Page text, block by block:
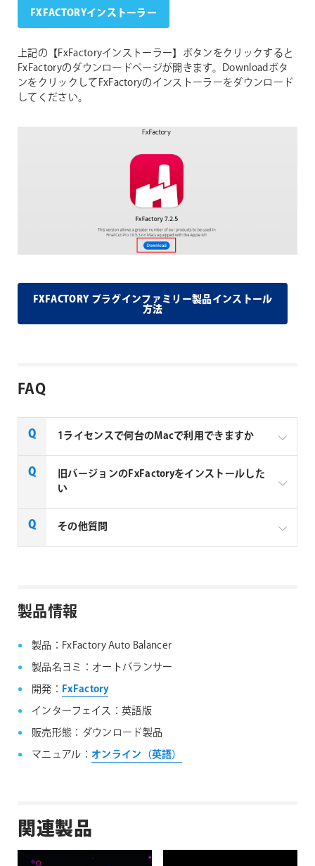
FXFACTORYインストーラー
上記の【FxFactoryインストーラー】ボタンをクリックすると
FxFactoryのダウンロードページが開きます。Downloadボタ
ンをクリックしてFxFactoryのインストーラーをダウンロード
してください。
FXFACTORY プラグインファミリー製品インストール
方法
FAQ
1ライセンスで何台のMacで利用できますか
Noise Industries社製品、FxFactory プラグインファミ
リー製品は、1ライセンスにつき1台のMacでのみ使用
旧バージョンのFxFactoryをインストールした
い
FxFactory 旧バージョンインストーラーページよりご
FxFactory 旧バージョンインストーラー
その他質問
製品情報
製品：FxFactory Auto Balancer
製品名ヨミ：オートバランサー
開発： FxFactory
インターフェイス：英語版
販売形態：ダウンロード製品
マニュアル： オンライン（英語）
関連製品